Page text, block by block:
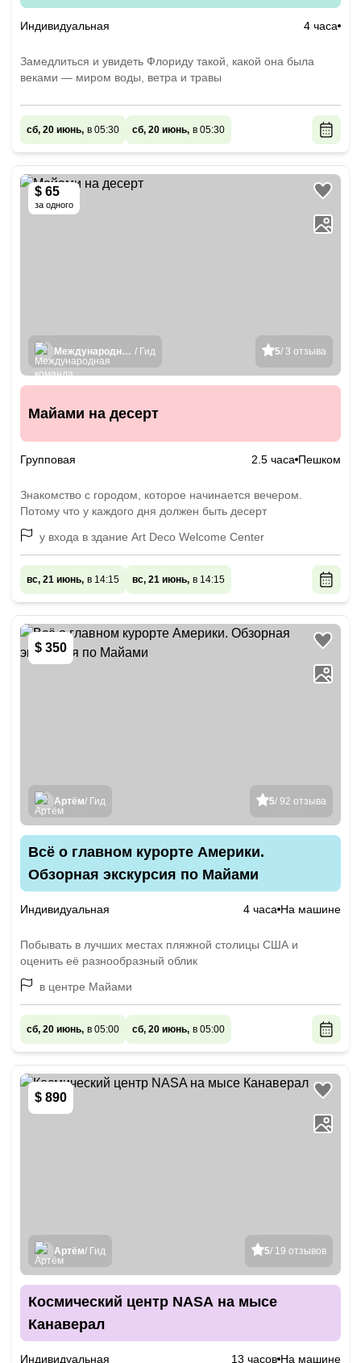
Индивидуальная 4 часа
Замедлиться и увидеть Флориду такой, какой она была
веками — миром воды, ветра и травы
сб, 20 июнь, в 05:30 сб, 20 июнь, в 05:30
$ 65
за одного
5/ 3 отзыва
Международная команда гидов / Гид
Майами на десерт
Групповая 2.5 часа Пешком
Знакомство с городом, которое начинается вечером.
Потому что у каждого дня должен быть десерт
у входа в здание Art Deco Welcome Center
вс, 21 июнь, в 14:15 вс, 21 июнь, в 14:15
$ 350
5/ 92 отзыва
Артём/ Гид
Всё о главном курорте Америки.
Обзорная экскурсия по Майами
Индивидуальная 4 часа На машине
Побывать в лучших местах пляжной столицы США и
оценить её разнообразный облик
в центре Майами
сб, 20 июнь, в 05:00 сб, 20 июнь, в 05:00
$ 890
5/ 19 отзывов
Артём/ Гид
Космический центр NASA на мысе
Канаверал
Индивидуальная 13 часов На машине